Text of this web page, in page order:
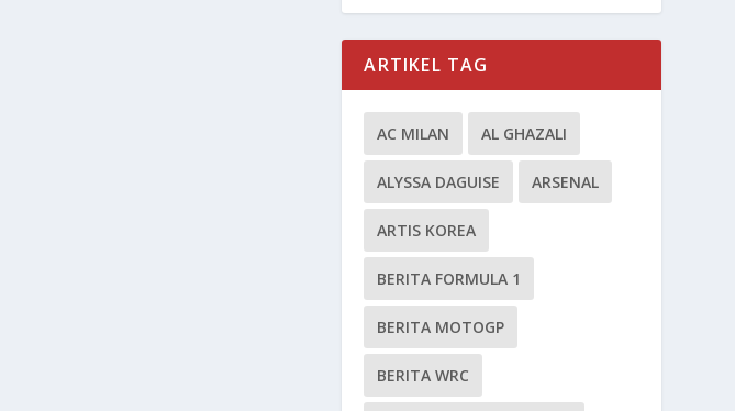
ARTIKEL TAG
AC MILAN AL GHAZALI
ALYSSA DAGUISE ARSENAL
ARTIS KOREA
BERITA FORMULA 1
BERITA MOTOGP
BERITA WRC